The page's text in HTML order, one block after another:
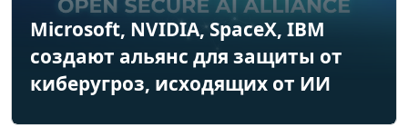
Microsoft, NVIDIA, SpaceX, IBM
создают альянс для защиты от
киберугроз, исходящих от ИИ